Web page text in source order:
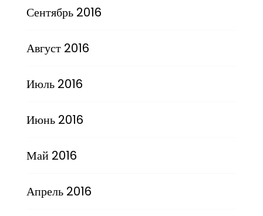
Сентябрь 2016
Август 2016
Июль 2016
Июнь 2016
Май 2016
Апрель 2016